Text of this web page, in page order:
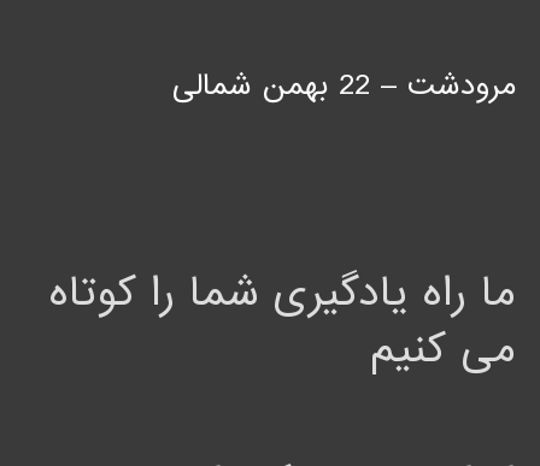
مرودشت – 22 بهمن شمالی
ما راه یادگیری شما را کوتاه
می کنیم